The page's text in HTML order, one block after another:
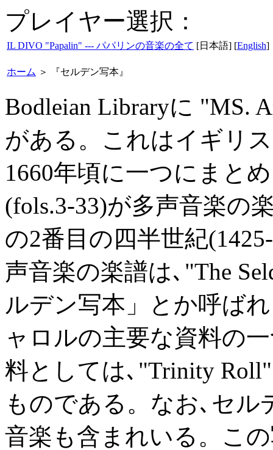
プレイヤー選択：
IL DIVO "Papalin" --- パパリンの音楽の全て [日本語] [English]
ホーム ＞ 『セルデン写本』
Bodleian Libraryに "MS.
がある。これはイギリ
1660年頃に一つにまと
(fols.3-33)が多声音楽の
の2番目の四半世紀
声音楽の楽譜は､"The
ルデン写本」とか呼ば
ャロルの主要な資料の
料としては､"Trinity
ものである。なお､セ
音楽も含まれいる。こ